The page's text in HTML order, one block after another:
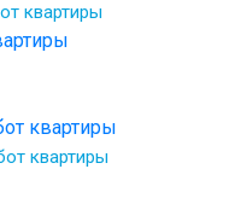
квартиры
квартиры
квартиры